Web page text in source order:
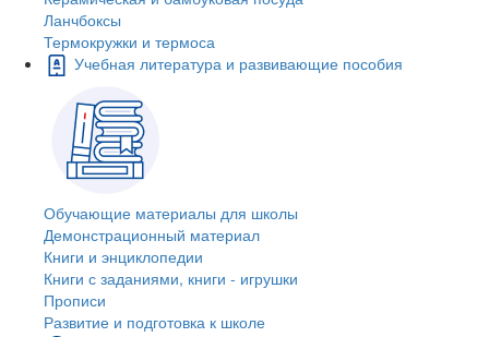
Ланчбоксы
Термокружки и термоса
Учебная литература и развивающие пособия
Обучающие материалы для школы
Демонстрационный материал
Книги и энциклопедии
Книги с заданиями, книги - игрушки
Прописи
Развитие и подготовка к школе